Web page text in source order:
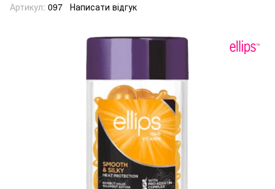
Артикул: 097 Написати відгук